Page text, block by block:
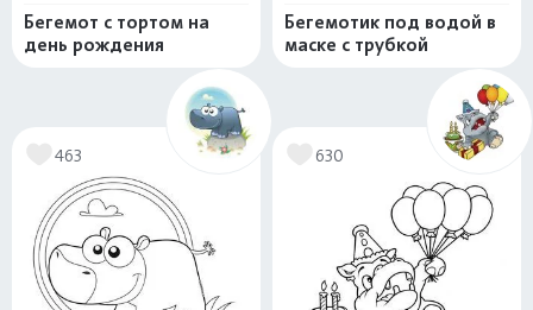
Бегемот с тортом на
день рождения
Бегемотик под водой в
маске с трубкой
463 630